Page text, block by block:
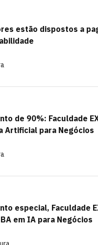
estão dispostos a
de 90%: Faculdade
Artificial para Negócios
especial, Faculdade
em IA para Negócios